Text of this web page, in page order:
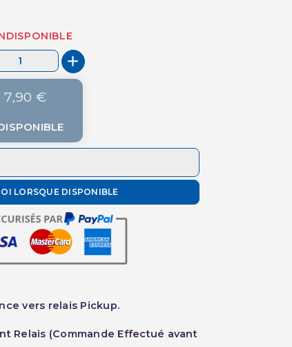
7,90 €
LORSQUE DISPONIBLE
vers relais Pickup.
Relais (Commande Effectué avant